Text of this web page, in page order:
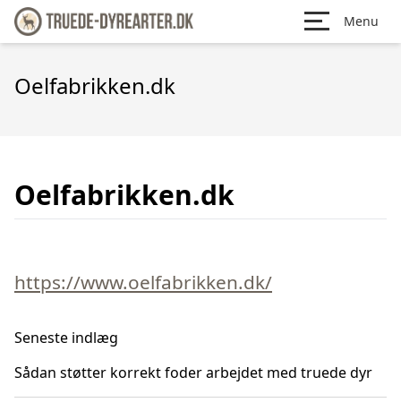
Menu
Oelfabrikken.dk
Oelfabrikken.dk
https://www.oelfabrikken.dk/
Seneste indlæg
Sådan støtter korrekt foder arbejdet med truede dyr